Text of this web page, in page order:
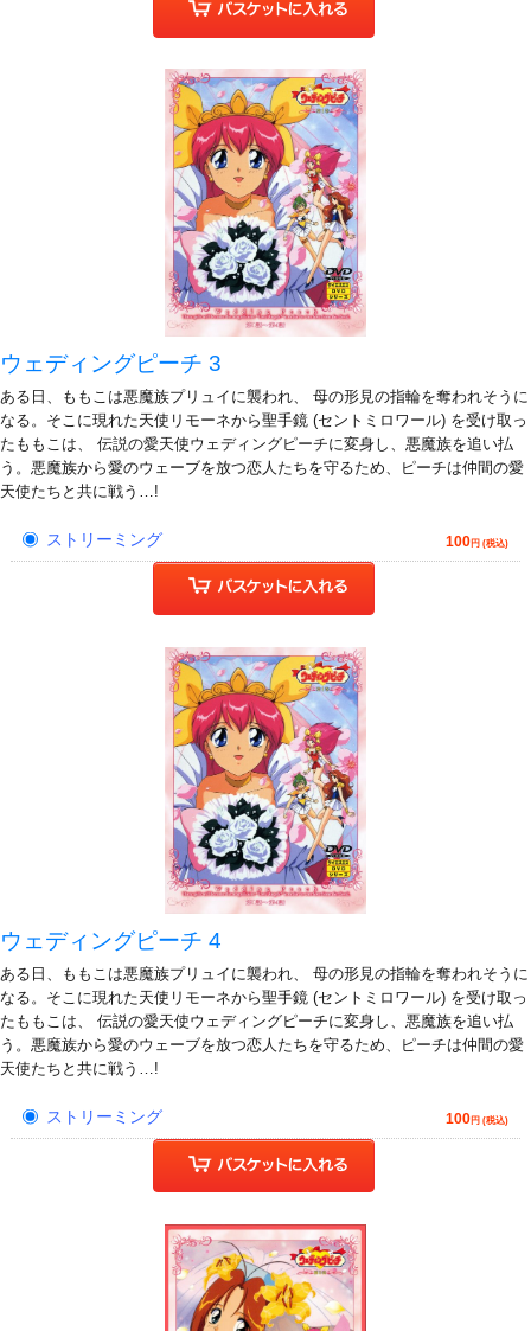
ウェディングピーチ 3
ある日、ももこは悪魔族プリュイに襲われ、 母の形見の指輪を奪われそうに
なる。そこに現れた天使リモーネから聖手鏡 (セントミロワール) を受け取っ
たももこは、 伝説の愛天使ウェディングピーチに変身し、悪魔族を追い払
う。悪魔族から愛のウェーブを放つ恋人たちを守るため、ピーチは仲間の愛
天使たちと共に戦う…!
ストリーミング 100円 (税込)
ウェディングピーチ 4
ある日、ももこは悪魔族プリュイに襲われ、 母の形見の指輪を奪われそうに
なる。そこに現れた天使リモーネから聖手鏡 (セントミロワール) を受け取っ
たももこは、 伝説の愛天使ウェディングピーチに変身し、悪魔族を追い払
う。悪魔族から愛のウェーブを放つ恋人たちを守るため、ピーチは仲間の愛
天使たちと共に戦う…!
ストリーミング 100円 (税込)